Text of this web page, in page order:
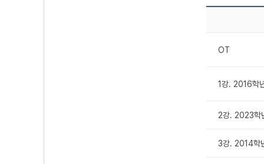
OT
1강. 2016학
2강. 2023학
3강. 2014학